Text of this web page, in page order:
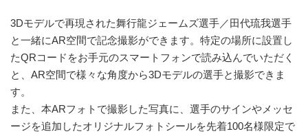
3Dモデルで再現された舞行龍ジェームズ選手／田代琉我選手
と一緒にAR空間で記念撮影ができます。特定の場所に設置し
たQRコードをお手元のスマートフォンで読み込んでいただく
と、AR空間で様々な角度から3Dモデルの選手と撮影できま
す。
また、本ARフォトで撮影した写真に、選手のサインやメッセ
ージを追加したオリジナルフォトシールを先着100名様限定で